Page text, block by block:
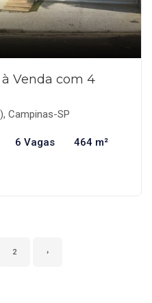
Venda com 4
Campinas-SP
6 Vagas 464 m²
2 ›